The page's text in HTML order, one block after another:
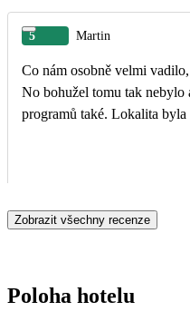
5 Martin
Co nám osobně velmi
No bohužel tomu tak nebylo
programů také. Lokalita byla
Zobrazit všechny recenze
Poloha hotelu